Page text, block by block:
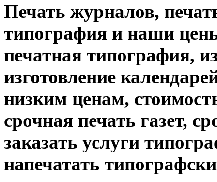
Печать журналов,
типография и наши
печатная типография,
изготовление
низким ценам,
срочная печать газет,
заказать услуги
напечатать